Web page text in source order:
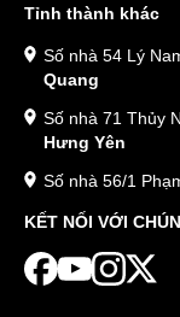
Tỉnh thành khác
Số nhà 54 Lý
Quang
Số nhà 71 Thủy
Hưng Yên
Số nhà 56/1
KẾT NỐI VỚI